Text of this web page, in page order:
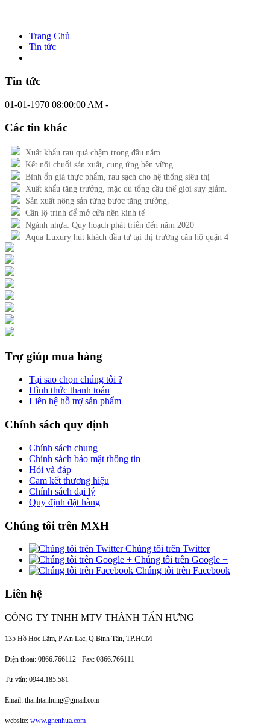
Trang Chủ
Tin tức
Tin tức
01-01-1970 08:00:00 AM -
Các tin khác
Xuất khẩu rau quả chậm trong đầu năm.
Kết nối chuổi sản xuất, cung ứng bền vững.
Bình ổn giá thực phẩm, rau sạch cho hệ thống siêu thị
Xuất khẩu tăng trưởng, mặc dù tổng cầu thế giới suy giảm.
Sản xuất nông sản từng bước tăng trưởng.
Cần lộ trình để mở cửa nền kinh tế
Ngành nhựa: Quy hoạch phát triển đến năm 2020
Aqua Luxury hút khách đầu tư tại thị trường căn hộ quận 4
Trợ giúp mua hàng
Tại sao chọn chúng tôi ?
Hình thức thanh toán
Liên hệ hỗ trợ sản phẩm
Chính sách quy định
Chính sách chung
Chính sách bảo mật thông tin
Hỏi và đáp
Cam kết thương hiệu
Chính sách đại lý
Quy định đặt hàng
Chúng tôi trên MXH
Chúng tôi trên Twitter
Chúng tôi trên Google +
Chúng tôi trên Facebook
Liên hệ
CÔNG TY TNHH MTV THÀNH TẤN HƯNG
135 Hồ Học Lãm, P.An Lạc, Q.Bình Tân, TP.HCM
Điện thoại: 0866.766112 - Fax: 0866.766111
Tư vấn: 0944.185.581
Email: thanhtanhung@gmail.com
website: www.ghenhua.com